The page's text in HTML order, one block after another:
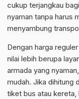
cukup terjangkau
nyaman tanpa harus
menyambung
Dengan harga
nilai lebih berupa
armada yang
mudah. Jika dihitung
tiket bus atau kereta,